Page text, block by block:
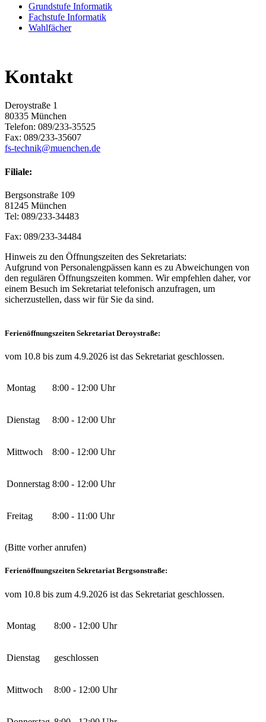
Grundstufe Informatik
Fachstufe Informatik
Wahlfächer
Kontakt
Deroystraße 1
80335 München
Telefon: 089/233-35525
Fax: 089/233-35607
fs-technik@muenchen.de
Filiale:
Bergsonstraße 109
81245 München
Tel: 089/233-34483
Fax: 089/233-34484
Hinweis zu den Öffnungszeiten des Sekretariats:
Aufgrund von Personalengpässen kann es zu Abweichungen von
den regulären Öffnungszeiten kommen. Wir empfehlen daher, vor
einem Besuch im Sekretariat telefonisch anzufragen, um
sicherzustellen, dass wir für Sie da sind.
Ferienöffnungszeiten Sekretariat Deroystraße:
vom 10.8 bis zum 4.9.2026 ist das Sekretariat geschlossen.
Montag 8:00 - 12:00 Uhr
Dienstag 8:00 - 12:00 Uhr
Mittwoch 8:00 - 12:00 Uhr
Donnerstag 8:00 - 12:00 Uhr
Freitag 8:00 - 11:00 Uhr
(Bitte vorher anrufen)
Ferienöffnungszeiten Sekretariat Bergsonstraße:
vom 10.8 bis zum 4.9.2026 ist das Sekretariat geschlossen.
Montag 8:00 - 12:00 Uhr
Dienstag geschlossen
Mittwoch 8:00 - 12:00 Uhr